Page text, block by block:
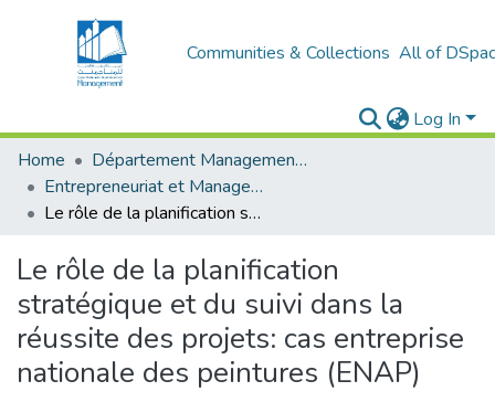
Communities & Collections All of
Log In
Home
Département Management et Entrepreneuriat
Entrepreneuriat et Management de Projets (EMP)
Le rôle de la planification stratégique et du suivi dans la réussite des projets: cas entreprise nationale des peintures (ENAP)
Le rôle de la planification
stratégique et du suivi dans la
réussite des projets: cas entreprise
nationale des peintures (ENAP)